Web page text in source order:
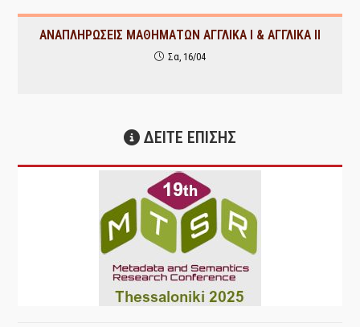
ΑΝΑΠΛΗΡΩΣΕΙΣ ΜΑΘΗΜΑΤΩΝ ΑΓΓΛΙΚΑ Ι & ΑΓΓΛΙΚΑ ΙΙ
Σα, 16/04
ΔΕΙΤΕ ΕΠΙΣΗΣ